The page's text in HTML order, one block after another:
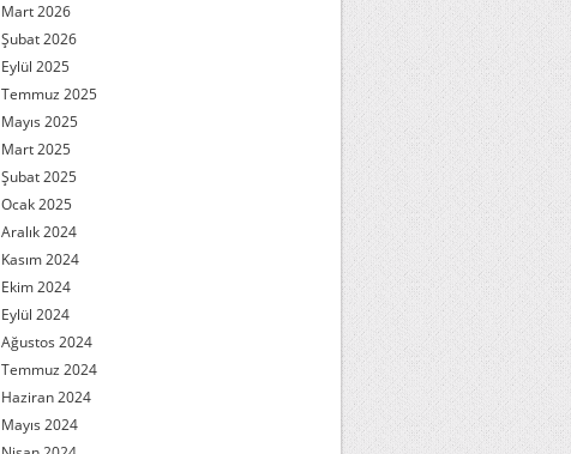
Mart 2026
Şubat 2026
Eylül 2025
Temmuz 2025
Mayıs 2025
Mart 2025
Şubat 2025
Ocak 2025
Aralık 2024
Kasım 2024
Ekim 2024
Eylül 2024
Ağustos 2024
Temmuz 2024
Haziran 2024
Mayıs 2024